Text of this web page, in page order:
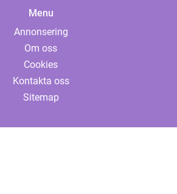
Menu
Annonsering
Om oss
Cookies
Kontakta oss
Sitemap